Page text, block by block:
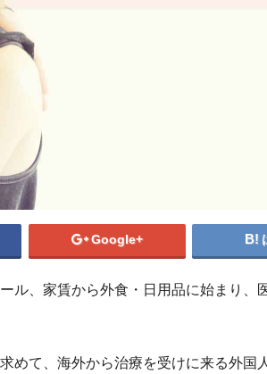
マルタ共和国
ルクセンブルク
アラブ首長国連邦
エジプト
サウジアラビア
トルコ
地で重宝する！シングリッシ
シンガポールのビ
シンガポ
シンガポールで
シ
ンガポールのインターナショ
Google+
ル、家賃から外食・日用品に始まり、
めて、海外から治療を受けに来る外国